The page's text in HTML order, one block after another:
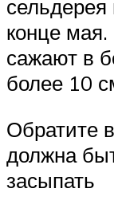
конце
сажают в
более 10
Обратите
должна
засыпать